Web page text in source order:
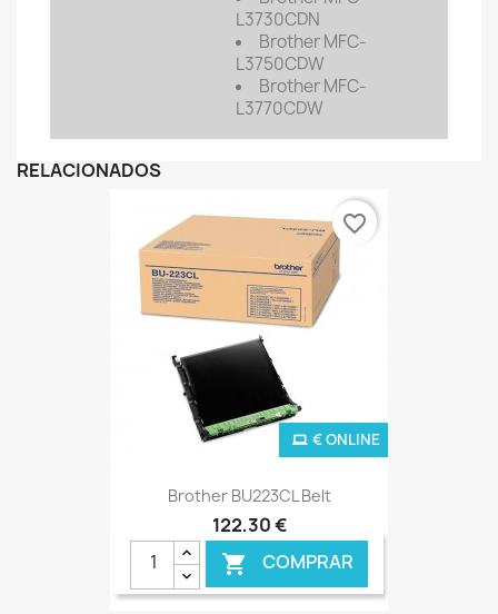
L3730CDN
Brother MFC-
L3750CDW
Brother MFC-
L3770CDW
RELACIONADOS
Brother BU223CL Belt
122,30 €
 COMPRAR
€ ONLINE
favorite_border